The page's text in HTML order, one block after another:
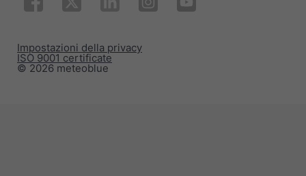
© 2026 meteoblue
ISO 9001 certificate
Impostazioni della privacy